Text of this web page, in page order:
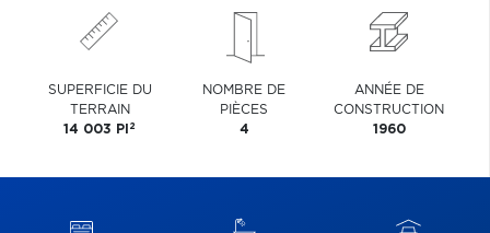
SUPERFICIE DU
TERRAIN
14 003 PI 2
NOMBRE DE
PIÈCES
4
ANNÉE DE
CONSTRUCTION
1960